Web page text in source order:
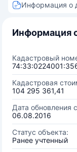
Информация о
Информация
Кадастровый
Кадастровая
104 295 361,41
Дата обновления
06.08.2016
Статус объекта:
Ранее учтенный